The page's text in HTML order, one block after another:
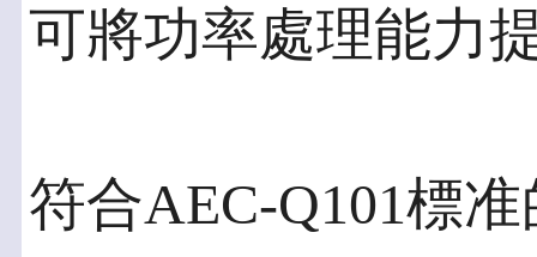
可將功率處理能力
符合AEC-Q101標